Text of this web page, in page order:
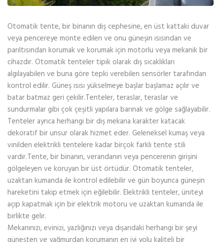
Otomatik tente, bir binanın dış cephesine, en üst kattaki duvar
veya pencereye monte edilen ve onu güneşin ısısından ve
parıltısından korumak ve korumak için motorlu veya mekanik bir
cihazdır. Otomatik tenteler tipik olarak dış sıcaklıkları
algılayabilen ve buna göre tepki verebilen sensörler tarafından
kontrol edilir. Güneş ısısı yükselmeye başlar başlamaz açılır ve
batar batmaz geri çekilir.Tenteler, teraslar, teraslar ve
sundurmalar gibi çok çeşitli yapılara barınak ve gölge sağlayabilir.
Tenteler ayrıca herhangi bir dış mekana karakter katacak
dekoratif bir unsur olarak hizmet eder. Geleneksel kumaş veya
vinilden elektrikli tentelere kadar birçok farklı tente stili
vardır.Tente, bir binanın, verandanın veya pencerenin girişini
gölgeleyen ve koruyan bir üst örtüdür. Otomatik tenteler,
uzaktan kumanda ile kontrol edilebilir ve gün boyunca güneşin
hareketini takip etmek için eğilebilir. Elektrikli tenteler, üniteyi
açıp kapatmak için bir elektrik motoru ve uzaktan kumanda ile
birlikte gelir.
Mekanınızı, evinizi, yazlığınızı veya dışarıdaki herhangi bir şeyi